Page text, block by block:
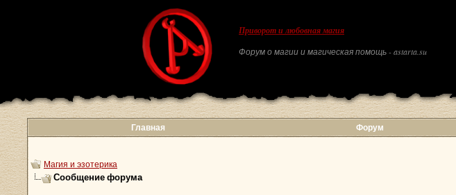
Приворот и любовная магия
Форум о магии и магическая помощь - astarta.su
Главная Форум
Магия и эзотерика
Сообщение форума